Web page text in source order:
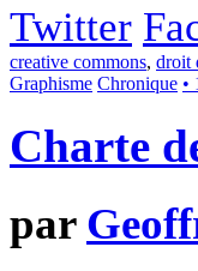
Twitter
creative commons, droit
Graphisme Chronique •
Charte
par